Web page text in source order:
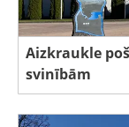
Aizkraukle
svinībām